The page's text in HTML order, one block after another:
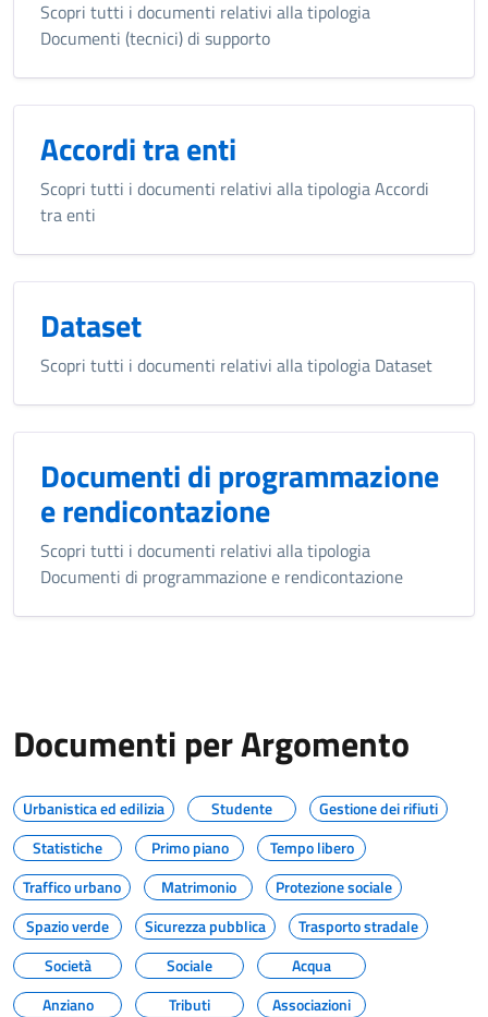
Scopri tutti i documenti relativi alla tipologia
Documenti (tecnici) di supporto
Accordi tra enti
Scopri tutti i documenti relativi alla tipologia Accordi
tra enti
Dataset
Scopri tutti i documenti relativi alla tipologia Dataset
Documenti di programmazione
e rendicontazione
Scopri tutti i documenti relativi alla tipologia
Documenti di programmazione e rendicontazione
Documenti per Argomento
Urbanistica ed edilizia Studente
Gestione dei rifiuti
Statistiche
Primo piano
Tempo libero
Traffico urbano
Matrimonio
Protezione sociale
Spazio verde
Sicurezza pubblica
Trasporto stradale
Società
Sociale
Acqua
Anziano
Tributi
Associazioni